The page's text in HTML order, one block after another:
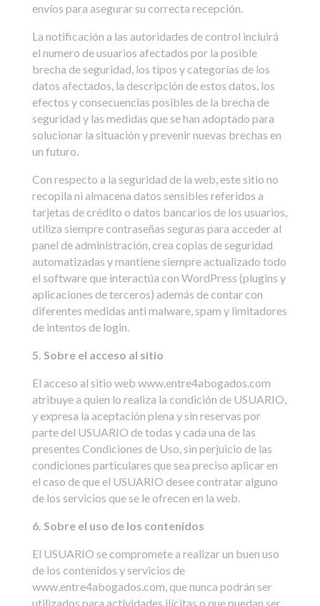
envíos para asegurar su correcta recepción.
La notificación a las autoridades de control incluirá
el numero de usuarios afectados por la posible
brecha de seguridad, los tipos y categorías de los
datos afectados, la descripción de estos datos, los
efectos y consecuencias posibles de la brecha de
seguridad y las medidas que se han adoptado para
solucionar la situación y prevenir nuevas brechas en
un futuro.
Con respecto a la seguridad de la web, este sitio no
recopila ni almacena datos sensibles referidos a
tarjetas de crédito o datos bancarios de los usuarios,
utiliza siempre contraseñas seguras para acceder al
panel de administración, crea copias de seguridad
automatizadas y mantiene siempre actualizado todo
el software que interactúa con WordPress (plugins y
aplicaciones de terceros) además de contar con
diferentes medidas anti malware, spam y limitadores
de intentos de login.
5. Sobre el acceso al sitio
El acceso al sitio web www.entre4abogados.com
atribuye a quien lo realiza la condición de USUARIO,
y expresa la aceptación plena y sin reservas por
parte del USUARIO de todas y cada una de las
presentes Condiciones de Uso, sin perjuicio de las
condiciones particulares que sea preciso aplicar en
el caso de que el USUARIO desee contratar alguno
de los servicios que se le ofrecen en la web.
6. Sobre el uso de los contenidos
El USUARIO se compromete a realizar un buen uso
de los contenidos y servicios de
www.entre4abogados.com, que nunca podrán ser
utilizados para actividades ilícitas o que puedan ser